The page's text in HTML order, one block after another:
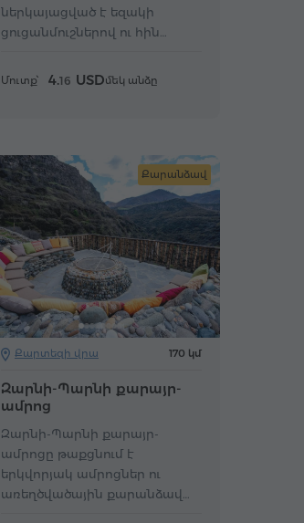
ներկայացված է եզակի
ցուցանմուշներով ու հին
Մուտք՝ 4.16 USDմեկ անձը
Քարանձավ
Քարտեզի վրա 170 կմ
Զարնի-Պարնի քարայր-
ամրոց
Զարնի-Պարնի քարայր-
ամրոցը թաքցնում է
երկվորյակ ամրոցներ ու
առեղծվածային քարանձավ